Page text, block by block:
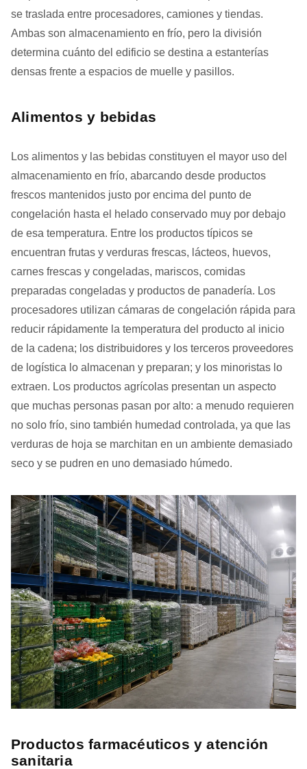
se traslada entre procesadores, camiones y tiendas.
Ambas son almacenamiento en frío, pero la división
determina cuánto del edificio se destina a estanterías
densas frente a espacios de muelle y pasillos.
Alimentos y bebidas
Los alimentos y las bebidas constituyen el mayor uso del
almacenamiento en frío, abarcando desde productos
frescos mantenidos justo por encima del punto de
congelación hasta el helado conservado muy por debajo
de esa temperatura. Entre los productos típicos se
encuentran frutas y verduras frescas, lácteos, huevos,
carnes frescas y congeladas, mariscos, comidas
preparadas congeladas y productos de panadería. Los
procesadores utilizan cámaras de congelación rápida para
reducir rápidamente la temperatura del producto al inicio
de la cadena; los distribuidores y los terceros proveedores
de logística lo almacenan y preparan; y los minoristas lo
extraen. Los productos agrícolas presentan un aspecto
que muchas personas pasan por alto: a menudo requieren
no solo frío, sino también humedad controlada, ya que las
verduras de hoja se marchitan en un ambiente demasiado
seco y se pudren en uno demasiado húmedo.
Productos farmacéuticos y atención
sanitaria